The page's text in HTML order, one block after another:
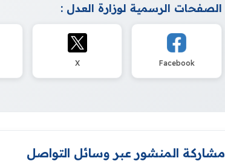
الصفحات الرسمية لوزارة العدل :
Facebook
X
مشاركة المنشور عبر وسائل التواصل